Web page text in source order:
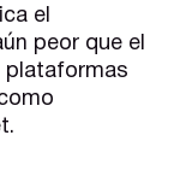
el
peor que el
plataformas